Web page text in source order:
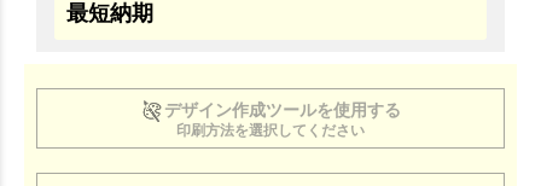
最短納期
デザイン作成ツールを使用する
印刷方法を選択してください